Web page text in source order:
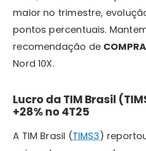
maior no trimestre,
pontos percentuais.
recomendação de COMPRA
Nord 10X.
Lucro da TIM Brasil
+28% no 4T25
A TIM Brasil (TIMS3)